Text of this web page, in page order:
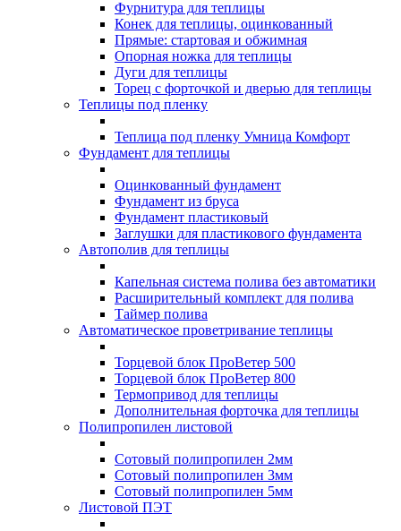
Фурнитура для теплицы
Конек для теплицы, оцинкованный
Прямые: стартовая и обжимная
Опорная ножка для теплицы
Дуги для теплицы
Торец с форточкой и дверью для теплицы
Теплицы под пленку
Теплица под пленку Умница Комфорт
Фундамент для теплицы
Оцинкованный фундамент
Фундамент из бруса
Фундамент пластиковый
Заглушки для пластикового фундамента
Автополив для теплицы
Капельная система полива без автоматики
Расширительный комплект для полива
Таймер полива
Автоматическое проветривание теплицы
Торцевой блок ПроВетер 500
Торцевой блок ПроВетер 800
Термопривод для теплицы
Дополнительная форточка для теплицы
Полипропилен листовой
Сотовый полипропилен 2мм
Сотовый полипропилен 3мм
Сотовый полипропилен 5мм
Листовой ПЭТ